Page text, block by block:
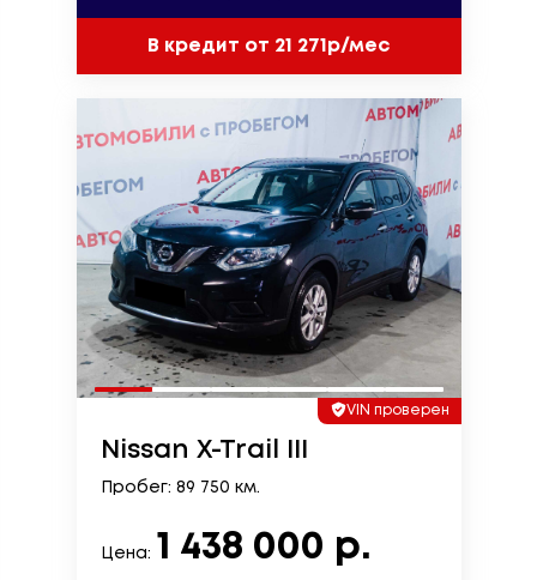
В кредит от 21 271р/мес
VIN проверен
Nissan X-Trail III
Пробег: 89 750 км.
Цена: 1 438 000 р.